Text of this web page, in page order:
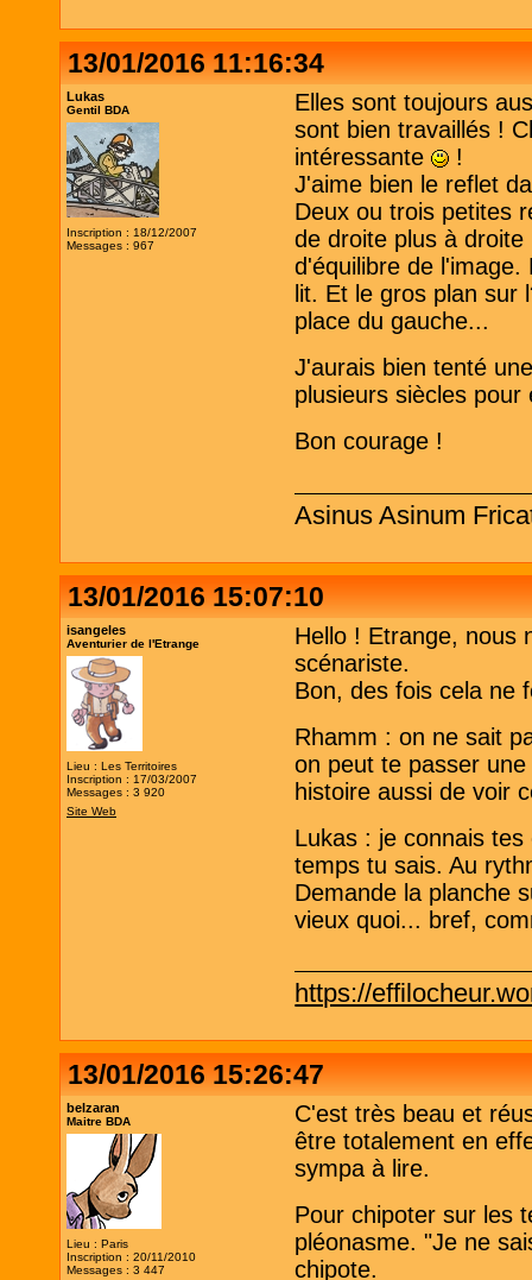
13/01/2016 11:16:34
Lukas
Gentil BDA
Inscription : 18/12/2007
Messages : 967
Elles sont toujours
sont bien travaillés !
intéressante
!
J'aime bien le reflet
Deux ou trois petites
de droite plus à
d'équilibre de
lit. Et le gros plan sur
place du gauche...
J'aurais bien tenté
plusieurs siècles
Bon courage !
Asinus Asinum
13/01/2016 15:07:10
isangeles
Aventurier de l'Etrange
Lieu : Les Territoires
Inscription : 17/03/2007
Messages : 3 920
Site Web
Hello ! Etrange, nous
scénariste.
Bon, des fois cela ne
Rhamm : on ne sait
on peut te passer
histoire aussi de voir
Lukas : je connais
temps tu sais. Au
Demande la planche
vieux quoi... bref,
https://
13/01/2016 15:26:47
belzaran
Maitre BDA
Lieu : Paris
Inscription : 20/11/2010
Messages : 3 447
C'est très beau et
être totalement en
sympa à lire.
Pour chipoter sur les
pléonasme. "Je ne
chipote.